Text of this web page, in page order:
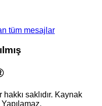
tüm mesajlar
saklıdır. Kaynak